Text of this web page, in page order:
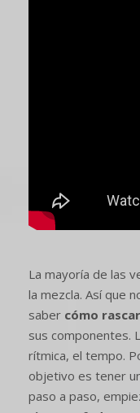
La mayoría de las
la mezcla. Así que
saber cómo
sus componentes.
rítmica, el tempo.
objetivo es tener
paso a paso,